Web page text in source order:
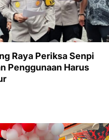
Raya Periksa Senpi
Penggunaan Harus